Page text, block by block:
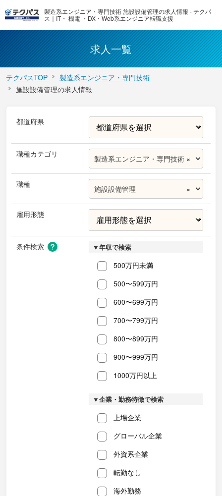
製造系エンジニア・専門技術 施設設備管理の求人情報 - テクパ
ス｜IT・ 機電 ・DX・Web系エンジニア転職支援
求人一覧
テクパスTOP
製造系エンジニア・専門技術
施設設備管理の求人情報
都道府県
職種カテゴリ ×
製造系エンジニア・専門技術
職種 ×
施設設備管理
雇用形態
条件検索 ▼年収で検索
500万円未満
500〜599万円
600〜699万円
700〜799万円
800〜899万円
900〜999万円
1000万円以上
▼企業・勤務特徴で検索
上場企業
グローバル企業
外資系企業
転勤なし
海外勤務